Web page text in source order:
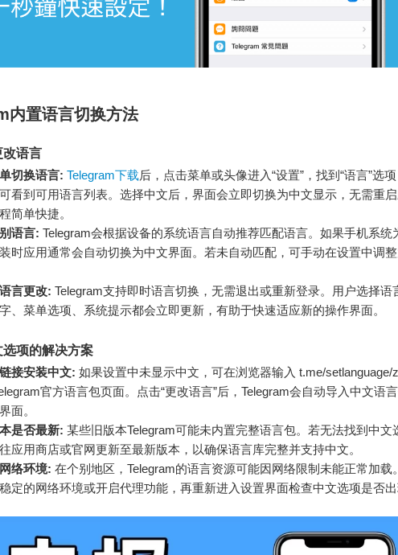
内置语言切换方法
改语言
切换语言: Telegram下载后，点击菜单或头像进入“设置”，找到“语言”选
看到可用语言列表。选择中文后，界面会立即切换为中文显示，无需重
简单快捷。
语言: Telegram会根据设备的系统语言自动推荐匹配语言。如果手机系统
时应用通常会自动切换为中文界面。若未自动匹配，可手动在设置中调
言更改: Telegram支持即时语言切换，无需退出或重新登录。用户选择语
、菜单选项、系统提示都会立即更新，有助于快速适应新的操作界面。
项的解决方案
接安装中文: 如果设置中未显示中文，可在浏览器输入 t.me/setlanguage/
官方语言包页面。点击“更改语言”后，Telegram会自动导入中文语
面。
是否最新: 某些旧版本Telegram可能未内置完整语言包。若无法找到中文
应用商店或官网更新至最新版本，以确保语言库完整并支持中文。
络环境: 在个别地区，Telegram的语言资源可能因网络限制未能正常加载
定的网络环境或开启代理功能，再重新进入设置界面检查中文选项是否出